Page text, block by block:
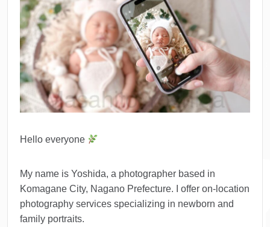
Hello everyone
My name is Yoshida, a photographer based in
Komagane City, Nagano Prefecture. I offer on-location
photography services specializing in newborn and
family portraits.